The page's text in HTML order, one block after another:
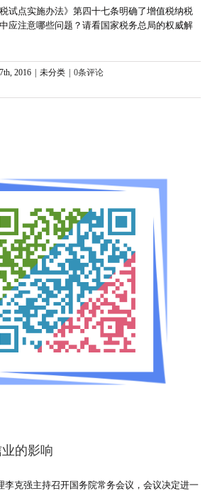
试点实施办法》第四十七条明确了增值税纳税
应注意哪些问题？请看国家税务总局的权威解
2016 未分类
0条评论
的影响
李克强主持召开国务院常务会议，会议决定进一